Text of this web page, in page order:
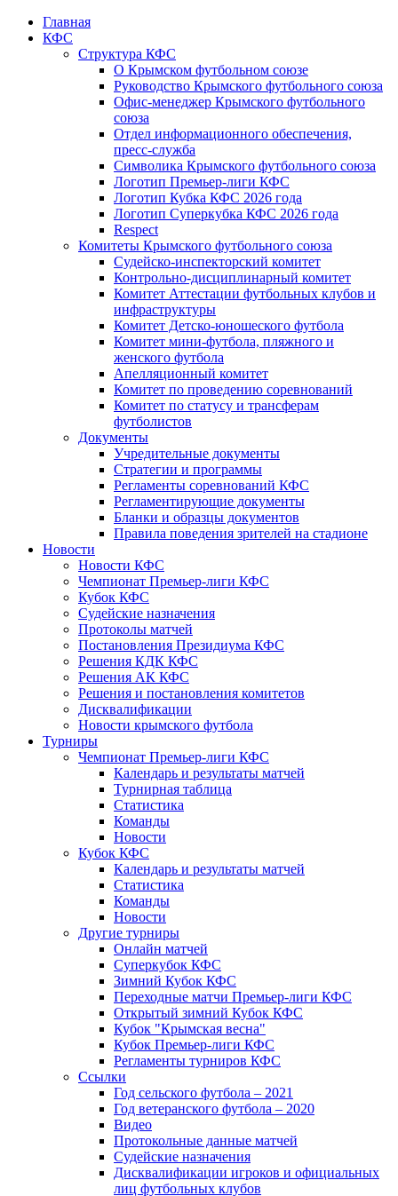
Главная
КФС
Структура КФС
О Крымском футбольном союзе
Руководство Крымского футбольного союза
Офис-менеджер Крымского футбольного
союза
Отдел информационного обеспечения,
пресс-служба
Символика Крымского футбольного союза
Логотип Премьер-лиги КФС
Логотип Кубка КФС 2026 года
Логотип Суперкубка КФС 2026 года
Respect
Комитеты Крымского футбольного союза
Судейско-инспекторский комитет
Контрольно-дисциплинарный комитет
Комитет Аттестации футбольных клубов и
инфраструктуры
Комитет Детско-юношеского футбола
Комитет мини-футбола, пляжного и
женского футбола
Апелляционный комитет
Комитет по проведению соревнований
Комитет по статусу и трансферам
футболистов
Документы
Учредительные документы
Стратегии и программы
Регламенты соревнований КФС
Регламентирующие документы
Бланки и образцы документов
Правила поведения зрителей на стадионе
Новости
Новости КФС
Чемпионат Премьер-лиги КФС
Кубок КФС
Судейские назначения
Протоколы матчей
Постановления Президиума КФС
Решения КДК КФС
Решения АК КФС
Решения и постановления комитетов
Дисквалификации
Новости крымского футбола
Турниры
Чемпионат Премьер-лиги КФС
Календарь и результаты матчей
Турнирная таблица
Статистика
Команды
Новости
Кубок КФС
Календарь и результаты матчей
Статистика
Команды
Новости
Другие турниры
Онлайн матчей
Суперкубок КФС
Зимний Кубок КФС
Переходные матчи Премьер-лиги КФС
Открытый зимний Кубок КФС
Кубок "Крымская весна"
Кубок Премьер-лиги КФС
Регламенты турниров КФС
Ссылки
Год сельского футбола – 2021
Год ветеранского футбола – 2020
Видео
Протокольные данные матчей
Судейские назначения
Дисквалификации игроков и официальных
лиц футбольных клубов